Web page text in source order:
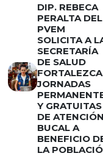
DIP. REBECA
PERALTA DEL
PVEM
SOLICITA A
SECRETARÍA
DE SALUD
FORTALEZCA
JORNADAS
Y GRATUITAS
DE
BUCAL A
BENEFICIO
LA